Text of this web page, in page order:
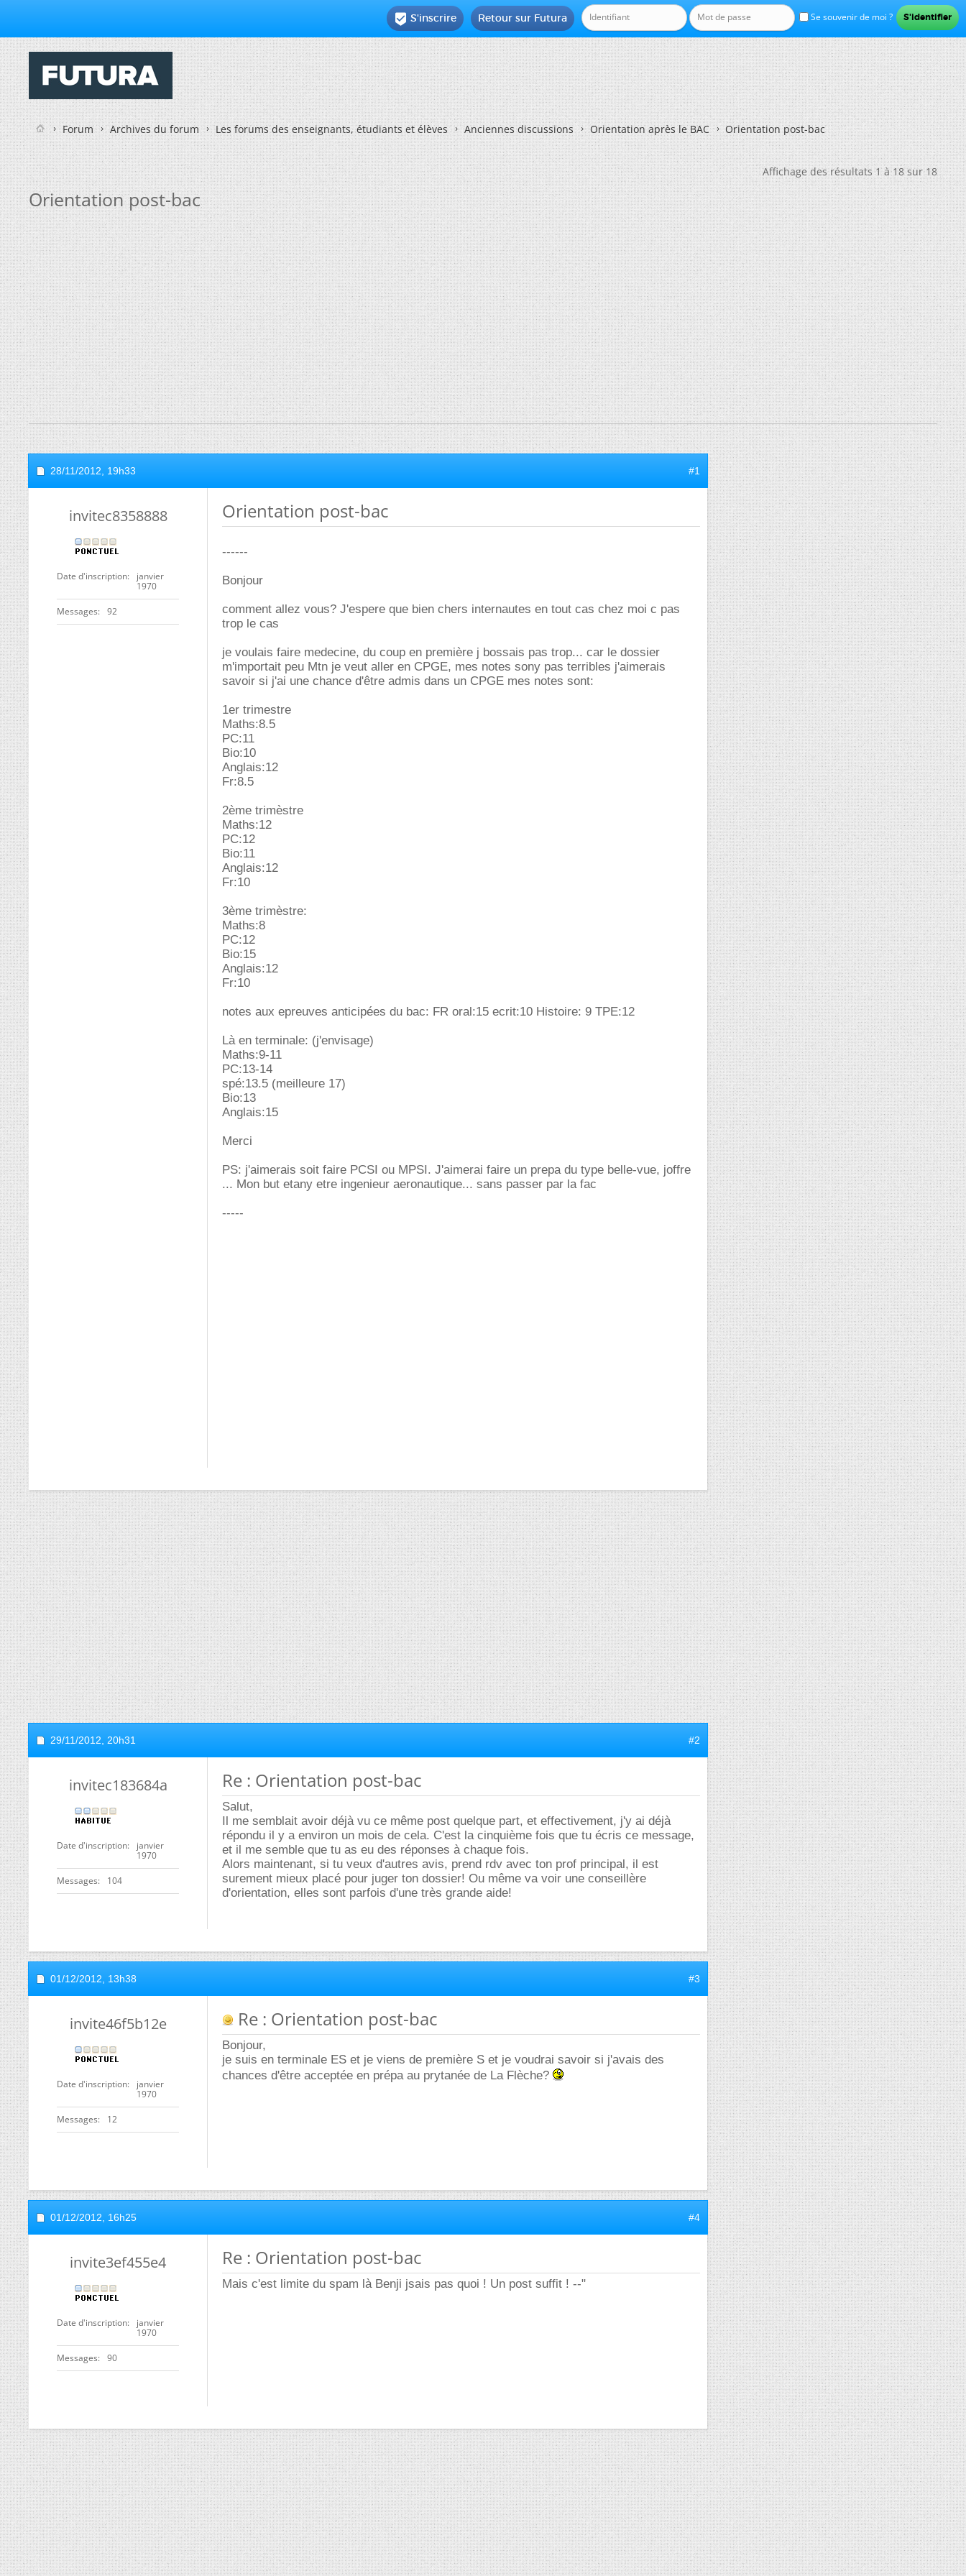
Se souvenir de moi ?
Retour sur Futura
 S'inscrire
Forum Archives du forum Les forums des enseignants, étudiants et élèves Anciennes discussions Orientation après le BAC Orientation post-bac
Affichage des résultats 1 à 18 sur 18
Orientation post-bac
28/11/2012, 19h33 #1
invitec8358888
Date d'inscription
janvier
1970
Messages 92
Orientation post-bac
------
Bonjour
comment allez vous? J'espere que bien chers internautes en tout cas chez moi c pas
trop le cas
je voulais faire medecine, du coup en première j bossais pas trop... car le dossier
m'importait peu Mtn je veut aller en CPGE, mes notes sony pas terribles j'aimerais
savoir si j'ai une chance d'être admis dans un CPGE mes notes sont:
1er trimestre
Maths:8.5
PC:11
Bio:10
Anglais:12
Fr:8.5
2ème trimèstre
Maths:12
PC:12
Bio:11
Anglais:12
Fr:10
3ème trimèstre:
Maths:8
PC:12
Bio:15
Anglais:12
Fr:10
notes aux epreuves anticipées du bac: FR oral:15 ecrit:10 Histoire: 9 TPE:12
Là en terminale: (j'envisage)
Maths:9-11
PC:13-14
spé:13.5 (meilleure 17)
Bio:13
Anglais:15
Merci
PS: j'aimerais soit faire PCSI ou MPSI. J'aimerai faire un prepa du type belle-vue, joffre
... Mon but etany etre ingenieur aeronautique... sans passer par la fac
-----
29/11/2012, 20h31 #2
invitec183684a
Date d'inscription
janvier
1970
Messages 104
Re : Orientation post-bac
Salut,
Il me semblait avoir déjà vu ce même post quelque part, et effectivement, j'y ai déjà
répondu il y a environ un mois de cela. C'est la cinquième fois que tu écris ce message,
et il me semble que tu as eu des réponses à chaque fois.
Alors maintenant, si tu veux d'autres avis, prend rdv avec ton prof principal, il est
surement mieux placé pour juger ton dossier! Ou même va voir une conseillère
d'orientation, elles sont parfois d'une très grande aide!
01/12/2012, 13h38 #3
invite46f5b12e
Date d'inscription
janvier
1970
Messages 12
Re : Orientation post-bac
Bonjour,
je suis en terminale ES et je viens de première S et je voudrai savoir si j'avais des
chances d'être acceptée en prépa au prytanée de La Flèche?
01/12/2012, 16h25 #4
invite3ef455e4
Date d'inscription
janvier
1970
Messages 90
Re : Orientation post-bac
Mais c'est limite du spam là Benji jsais pas quoi ! Un post suffit ! --"